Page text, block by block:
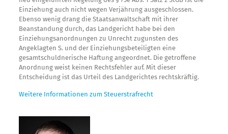
Einziehung auch nicht wegen Verjährung ausgeschlossen.
Ebenso wenig drang die Staatsanwaltschaft mit ihrer
Beanstandung durch, das Landgericht habe bei den
Einziehungsanordnungen zu Unrecht zugunsten des
Angeklagten S. und der Einziehungsbeteiligten eine
gesamtschuldnerische Haftung angeordnet. Die getroffene
Anordnung weist keinen Rechtsfehler auf. Mit dieser
Entscheidung ist das Urteil des Landgerichtes rechtskräftig.
Weitere Informationen zum Steuerstrafrecht